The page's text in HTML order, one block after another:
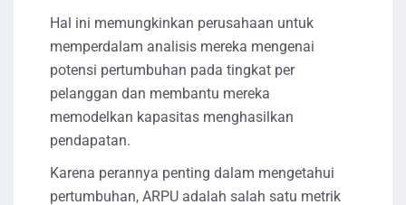
Hal ini memungkinkan perusahaan untuk
memperdalam analisis mereka mengenai
potensi pertumbuhan pada tingkat per
pelanggan dan membantu mereka
memodelkan kapasitas menghasilkan
pendapatan.
Karena perannya penting dalam mengetahui
pertumbuhan, ARPU adalah salah satu metrik